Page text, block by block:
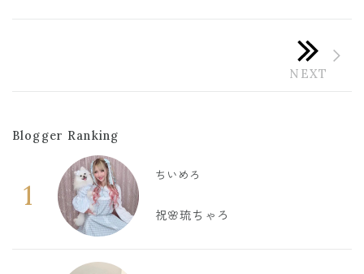
Blogger Ranking
1
ちいめろ
祝🌸琉ちゃろ